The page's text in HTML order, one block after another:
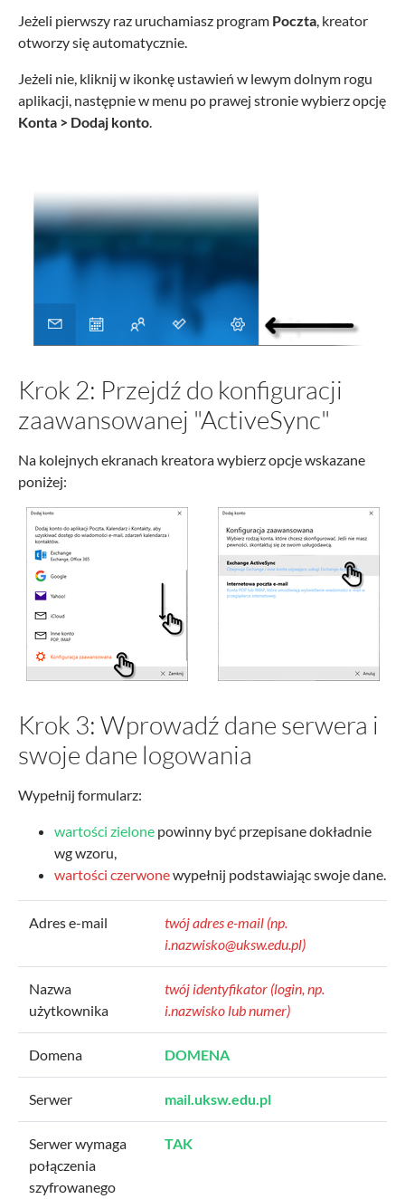
Jeżeli pierwszy raz uruchamiasz program Poczta, kreator
otworzy się automatycznie.
Jeżeli nie, kliknij w ikonkę ustawień w lewym dolnym rogu
aplikacji, następnie w menu po prawej stronie wybierz opcję
Konta > Dodaj konto.
Krok 2: Przejdź do konfiguracji
zaawansowanej "ActiveSync"
Na kolejnych ekranach kreatora wybierz opcje wskazane
poniżej:
Krok 3: Wprowadź dane serwera i
swoje dane logowania
Wypełnij formularz:
wartości zielone powinny być przepisane dokładnie
wg wzoru,
wartości czerwonewypełnij podstawiając swoje dane.
Adres e-mail
twój adres e-mail (np.
i.nazwisko@uksw.edu.pl)
Nazwa
użytkownika
twój identyfikator (login, np.
i.nazwisko lub numer)
Domena DOMENA
Serwer mail.uksw.edu.pl
Serwer wymaga
połączenia
szyfrowanego
TAK